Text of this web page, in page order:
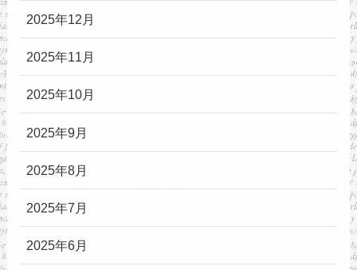
2025年12月
2025年11月
2025年10月
2025年9月
2025年8月
2025年7月
2025年6月